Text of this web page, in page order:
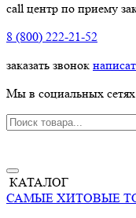
call центр по приему
8 (800) 222-21-52
заказать звонок
Мы в социальных сетях
КАТАЛОГ
САМЫЕ ХИТОВЫЕ